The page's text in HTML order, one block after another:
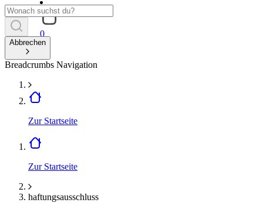
0
Abbrechen
Breadcrumbs Navigation
Zur Startseite
Zur Startseite
haftungsausschluss